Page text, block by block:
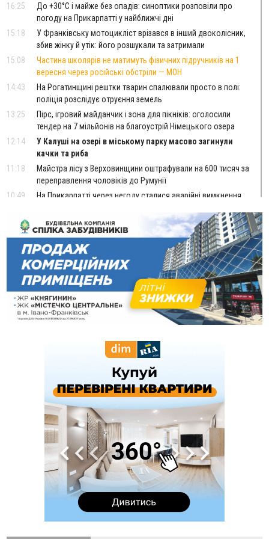
16:25
До +30°C і майже без опадів: синоптики розповіли про
погоду на Прикарпатті у найближчі дні
15:18
У Франківську мотоцикліст врізався в інший двоколісник,
збив жінку й утік: його розшукали та затримали
15:08
Частина школярів не матимуть фізичних підручників на 1
вересня через російські обстріли — МОН
14:43
На Рогатинщині рештки тварин спалювали просто в полі:
поліція розслідує отруєння земель
13:25
Пірс, ігровий майданчик і зона для пікніків: оголосили
тендер на 7 мільйонів на благоустрій Німецького озера
12:14
У Калуші на озері в міському парку масово загинули
качки та риба
11:18
Майстра лісу з Верховинщини оштрафували на 600 тисяч за
переправлення чоловіків до Румунії
10:49
На Прикарпатті через негоду сталися аварійні вимкнення
10:43
За змову на тендері для Долинської лікарні двох
підприємців оштрафували на 272 тисячі гривень
10:09
Яремчанський суд виніс вирок чоловіку, який у Буковелі
вкрав із супермаркету пляшку віскі за 8,5 тисяч
09:53
В урочищі біля Галича археологи відкопали давньоруську
вагову гирку XII–XIII століть
09:39
У Франківську медики провели серію складних операцій
на аорті
У Богородчанах на "зебрі" водій Audi наїхав на
хлопчика з велосипедом
Загальна площа всіх книгарень України - трохи більше ніж 6
футбольних полів
На "зебрі" у Франківську два мотоциклісти збили жінку
Прикарпаття серед лідерів за будівництвом новобудов і
рекордсмен за зростанням цін на житло
Де безпечно купатися на Прикарпатті?
У Франківську дружина загиблого воїна створила
організацію «КОД 7'Я», аби підтримувати військових та їхні
У Коломиї на одній з вулиць встановлять комплекс
автоматичної фіксації швидкості